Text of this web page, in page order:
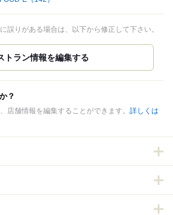
誤りがある場合は、以下から修正して下さい。
？
店舗情報を編集することができます。 詳しくは